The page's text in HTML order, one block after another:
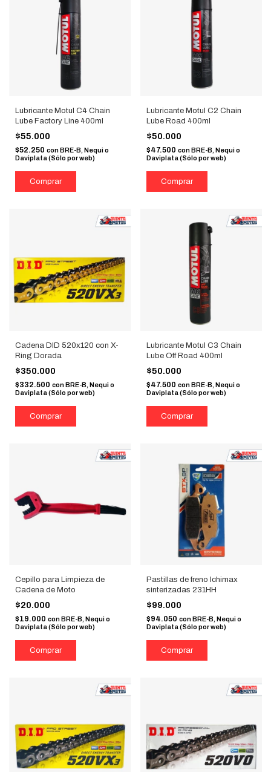
Lubricante Motul C4 Chain
Lube Factory Line 400ml
$55.000
$52.250 con BRE-B, Nequi o
Daviplata (Sólo por web)
Lubricante Motul C2 Chain
Lube Road 400ml
$50.000
$47.500 con BRE-B, Nequi o
Daviplata (Sólo por web)
Cadena DID 520x120 con X-
Ring Dorada
$350.000
$332.500 conBRE-B, Nequi o
Daviplata (Sólo por web)
Lubricante Motul C3 Chain
Lube Off Road 400ml
$50.000
$47.500 con BRE-B, Nequi o
Daviplata (Sólo por web)
Cepillo para Limpieza de
Cadena de Moto
$20.000
$19.000 con BRE-B, Nequi o
Daviplata (Sólo por web)
Pastillas de freno Ichimax
sinterizadas 231HH
$99.000
$94.050 con BRE-B, Nequi o
Daviplata (Sólo por web)